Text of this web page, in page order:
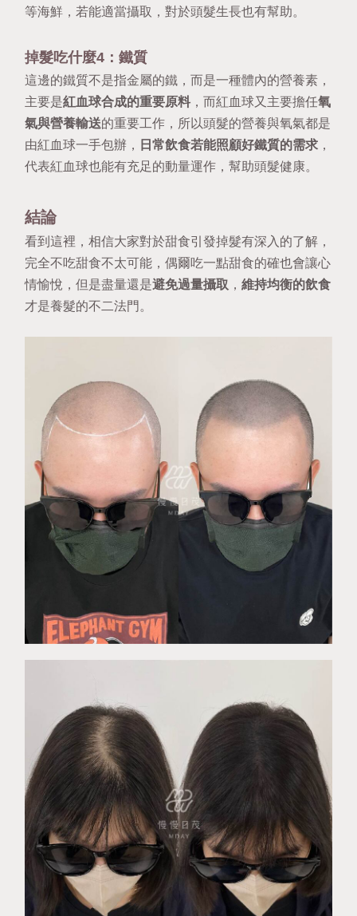
等海鮮，若能適當攝取，對於頭髮生長也有幫助。
掉髮吃什麼4：鐵質
這邊的鐵質不是指金屬的鐵，而是一種體內的營養素，
主要是紅血球合成的重要原料 ，而紅血球又主要擔任氧
氣與營養輸送的重要工作，所以頭髮的營養與氧氣都是
由紅血球一手包辦，
日常飲食若能照顧好鐵質的需求 ，
代表紅血球也能有充足的動量運作，幫助頭髮健康。
結論
看到這裡，相信大家對於甜食引發掉髮有深入的了解，
完全不吃甜食不太可能，偶爾吃一點甜食的確也會讓心
情愉悅，但是盡量還是避免過量攝取 ，維持均衡的飲食
才是養髮的不二法門。